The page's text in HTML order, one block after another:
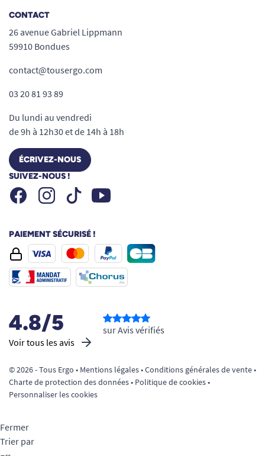
CONTACT
26 avenue Gabriel Lippmann
59910 Bondues
contact@tousergo.com
03 20 81 93 89
Du lundi au vendredi
de 9h à 12h30 et de 14h à 18h
ÉCRIVEZ-NOUS
SUIVEZ-NOUS !
FacebookInstagramTiktok Youtube
PAIEMENT SÉCURISÉ !
4.8/5
Voir tous les avis
sur Avis vérifiés
© 2026 - Tous Ergo • Mentions légales•Conditions générales de vente•
Charte de protection des données• Politique de cookies•
Personnaliser les cookies
Fermer
Trier par